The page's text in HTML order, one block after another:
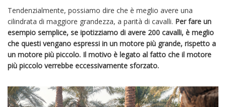
Tendenzialmente, possiamo dire che è meglio avere una
cilindrata di maggiore grandezza, a parità di cavalli. Per fare un
esempio semplice, se ipotizziamo di avere 200 cavalli, è meglio
che questi vengano espressi in un motore più grande, rispetto a
un motore più piccolo. Il motivo è legato al fatto che il motore
più piccolo verrebbe eccessivamente sforzato.